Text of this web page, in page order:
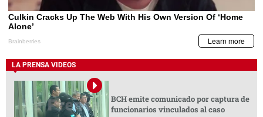
LA PRENSA VIDEOS
BCH emite comunicado por captura de
funcionarios vinculados al caso